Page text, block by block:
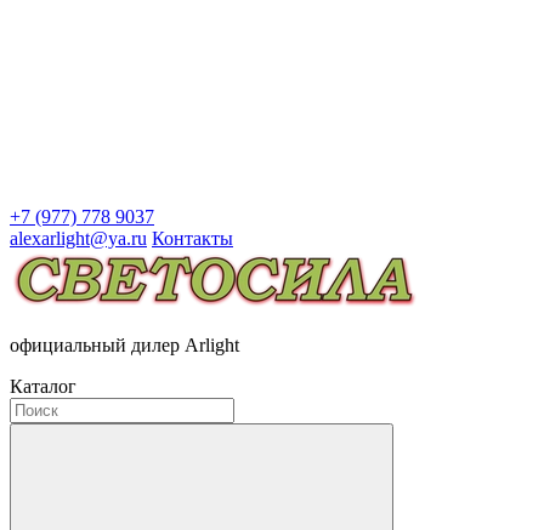
+7 (977) 778 9037
alexarlight@ya.ru Контакты
официальный дилер Arlight
Каталог